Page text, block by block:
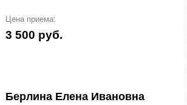
Цена приема:
3 500 руб.
Берлина Елена Ивановна